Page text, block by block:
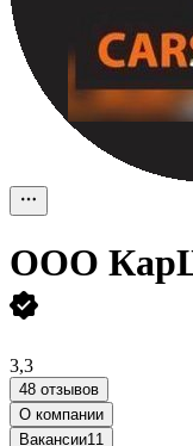
ООО
3,3
48 отзывов
О компании
Вакансии11